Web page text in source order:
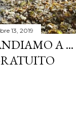
13, 2019
A ...